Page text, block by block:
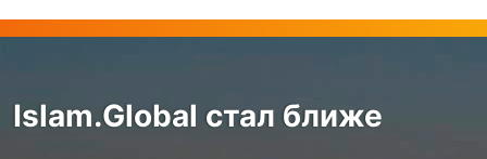
Islam.Global стал ближе